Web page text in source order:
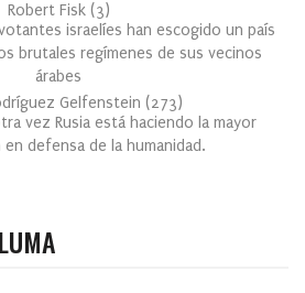
Robert Fisk (3)
israelíes han escogido un país
brutales regímenes de sus vecinos
árabes
Gelfenstein (273)
vez Rusia está haciendo la mayor
defensa de la humanidad.